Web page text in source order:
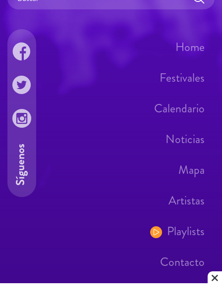
Home
Festivales
Calendario
Noticias
Mapa
Artistas
Playlists
Contacto
Síguenos